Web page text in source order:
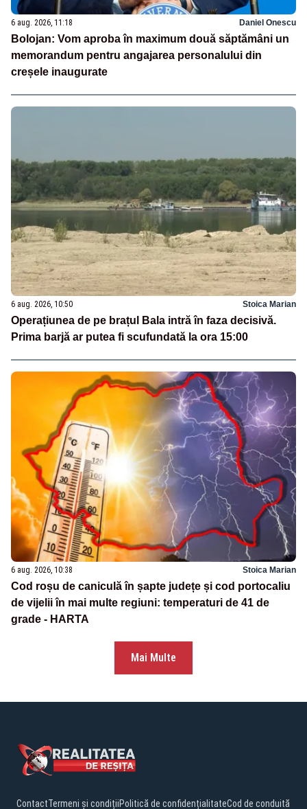
6 aug. 2026, 11:18 Daniel Onescu
Bolojan: Vom aproba în maximum două săptămâni un
memorandum pentru angajarea personalului din
creșele inaugurate
6 aug. 2026, 10:50 Stoica Marian
Operațiunea de pe brațul Bala intră în faza decisivă.
Prima barjă ar putea fi scufundată la ora 15:00
6 aug. 2026, 10:38 Stoica Marian
Cod roșu de caniculă în șapte județe și cod portocaliu
de vijelii în mai multe regiuni: temperaturi de 41 de
grade - HARTA
Mai Multe
ContactTermeni și condițiiPolitică de confidențialitateCod de conduită